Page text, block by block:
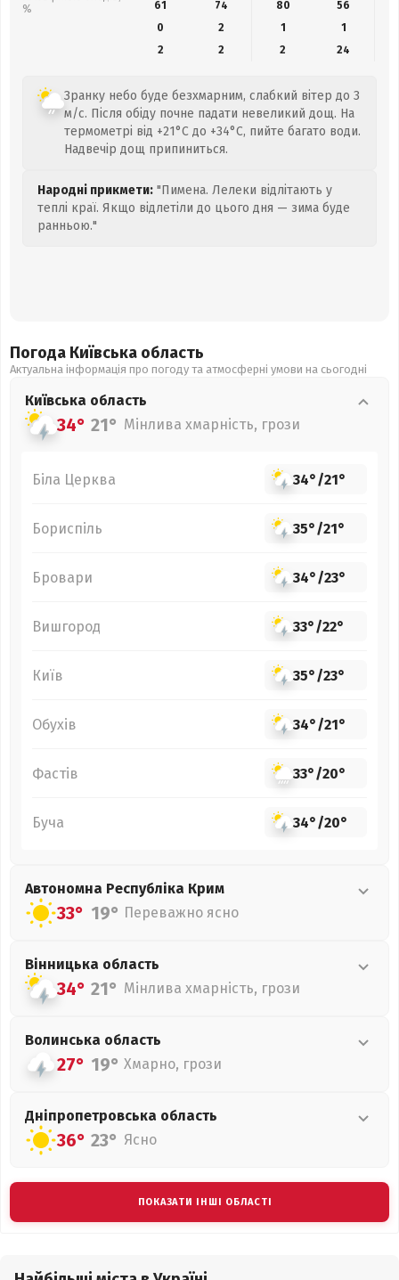
%
61
74 80 56
0
2 1
1
2
2 2 24
Зранку небо буде безхмарним, слабкий вітер до 3
м/с. Після обіду почне падати невеликий дощ. На
термометрі від +21°C до +34°C, пийте багато води.
Надвечір дощ припиниться.
Народні прикмети: "Пимена. Лелеки відлітають у
теплі краї. Якщо відлетіли до цього дня — зима буде
ранньою."
Погода Київська область
Актуальна інформація про погоду та атмосферні умови на сьогодні
Київська область
34° 21° Мінлива хмарність, грози
Біла Церква 34°/21°
Бориспіль 35°/21°
Бровари 34°/23°
Вишгород 33°/22°
Київ 35°/23°
Обухів 34°/21°
Фастів 33°/20°
Буча 34°/20°
Автономна Республіка Крим
33° 19° Переважно ясно
Вінницька область
34° 21° Мінлива хмарність, грози
Волинська область
27° 19° Хмарно, грози
Дніпропетровська область
36° 23° Ясно
ПОКАЗАТИ ІНШІ ОБЛАСТІ